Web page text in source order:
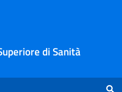
di Sanità